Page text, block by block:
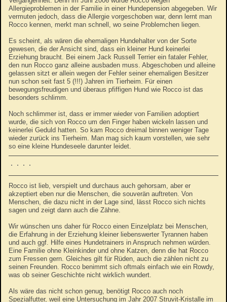
Allergieproblemen in der Familie in einer Hundepension abgegeben. Wir
vermuten jedoch, dass die Allergie vorgeschoben war, denn lernt man
Rocco kennen, merkt man schnell, wo seine Problemchen liegen.
Es scheint, als wären die ehemaligen Hundehalter von der Sorte
gewesen, die der Ansicht sind, dass ein kleiner Hund keinerlei
Erziehung braucht. Bei einem Jack Russell Terrier ein fataler Fehler,
den nun Rocco ganz alleine ausbaden muss. Abgeschoben und alleine
gelassen sitzt er allein wegen der Fehler seiner ehemaligen Besitzer
nun schon seit fast 5 (!!!) Jahren im Tierheim. Für einen
bewegungsfreudigen und überaus pfiffigen Hund wie Rocco ist das
besonders schlimm.
Noch schlimmer ist, dass er immer wieder von Familien adoptiert
wurde, die sich von Rocco um den Finger haben wickeln lassen und
keinerlei Geduld hatten. So kam Rocco dreimal binnen weniger Tage
wieder zurück ins Tierheim. Man mag sich kaum vorstellen, wie sehr
so eine kleine Hundeseele darunter leidet.
Rocco ist lieb, verspielt und durchaus auch gehorsam, aber er
akzeptiert eben nur die Menschen, die souverän auftreten. Von
Menschen, die dazu nicht in der Lage sind, lässt Rocco sich nichts
sagen und zeigt dann auch die Zähne.
Wir wünschen uns daher für Rocco einen Einzelplatz bei Menschen,
die Erfahrung in der Erziehung kleiner liebenswerter Tyrannen haben
und auch ggf. Hilfe eines Hundetrainers in Anspruch nehmen würden.
Eine Familie ohne Kleinkinder und ohne Katzen, denn die hat Rocco
zum Fressen gern. Gleiches gilt für Rüden, auch die zählen nicht zu
seinen Freunden. Rocco benimmt sich oftmals einfach wie ein Rowdy,
was ob seiner Geschichte nicht wirklich wundert.
Als wäre das nicht schon genug, benötigt Rocco auch noch
Spezialfutter, weil eine Untersuchung im Jahr 2007 Struvit-Kristalle im